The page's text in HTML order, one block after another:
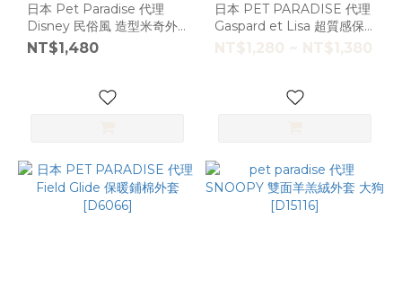
日本 Pet Paradise 代理
Disney 民俗風 造型米奇外
套 / 黑[D6992]
NT$1,480
日本 PET PARADISE 代理
Gaspard et Lisa 超質感保
暖防風外套 大狗 [D419]
NT$1,280 ~ NT$1,380